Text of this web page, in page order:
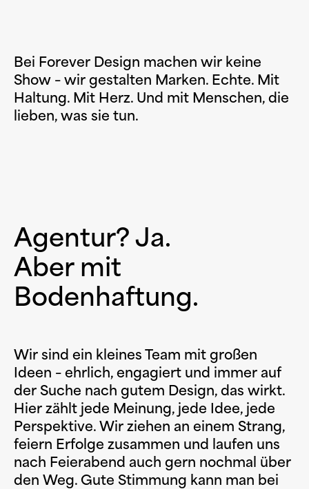
Bei Forever Design machen wir keine
Show – wir gestalten Marken. Echte. Mit
Haltung. Mit Herz. Und mit Menschen, die
lieben, was sie tun.
Agentur? Ja.
Aber mit
Bodenhaftung.
Wir sind ein kleines Team mit großen
Ideen – ehrlich, engagiert und immer auf
der Suche nach gutem Design, das wirkt.
Hier zählt jede Meinung, jede Idee, jede
Perspektive. Wir ziehen an einem Strang,
feiern Erfolge zusammen und laufen uns
nach Feierabend auch gern nochmal über
den Weg. Gute Stimmung kann man bei